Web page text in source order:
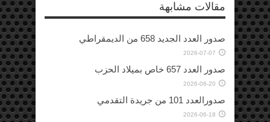
مقالات مشابهة
صدور العدد الجديد 658 من الديمقراطي
2026-07-07
صدور العدد 657 خاص بميلاد الحزب
2026-06-20
صدورالعدد 101 من جريدة التقدمي
2026-06-18